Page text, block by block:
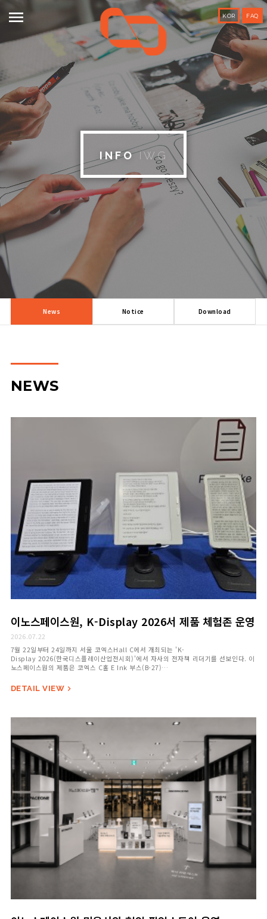
 KOR FAQ
INFOIWG
News Notice Download
NEWS
이노스페이스원, K-Display 2026서 제품 체험존 운영
2026.07.22
7월 22일부터 24일까지 서울 코엑스Hall C에서 개최되는 'K-
Display 2026(한국디스플레이산업전시회)'에서 자사의 전자책 리더기를 선보인다. 이
노스페이스원의 제품은 ​코엑스 C홀 E Ink 부스(B-27)
DETAIL VIEW 